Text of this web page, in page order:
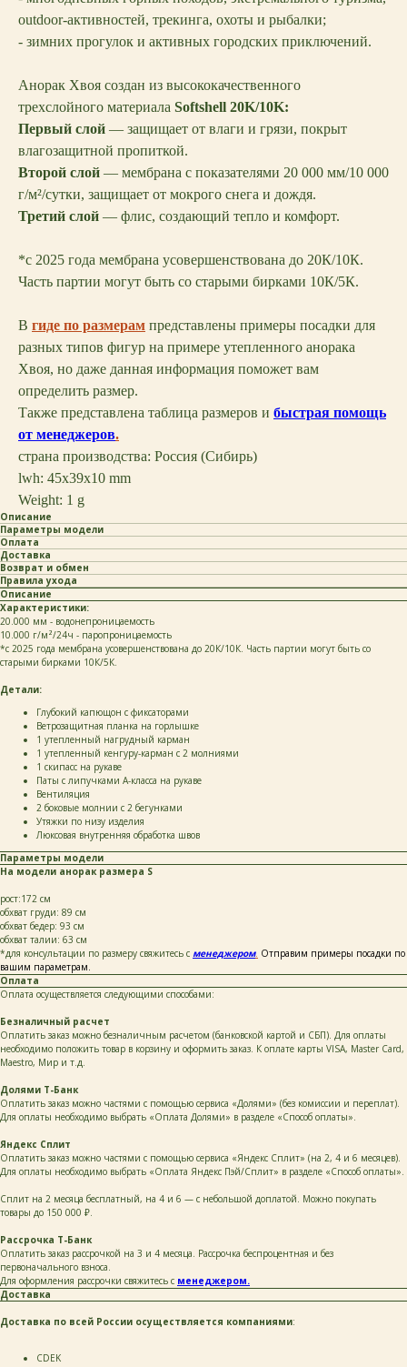
outdoor-активностей, трекинга, охоты и рыбалки;
- зимних прогулок и активных городских приключений.
Анорак Хвоя создан из высококачественного
трехслойного материала Softshell 20K/10K:
Первый слой — защищает от влаги и грязи, покрыт
влагозащитной пропиткой.
Второй слой — мембрана с показателями 20 000 мм/10 000
г/м²/сутки, защищает от мокрого снега и дождя.
Третий слой — флис, создающий тепло и комфорт.
*c 2025 года мембрана усовершенствована до 20К/10К.
Часть партии могут быть со старыми бирками 10К/5К.
В гиде по размерам представлены примеры посадки для
разных типов фигур на примере утепленного анорака
Хвоя, но даже данная информация поможет вам
определить размер.
Также представлена таблица размеров и быстрая помощь
от менеджеров.
страна производства: Россия (Сибирь)
lwh: 45x39x10 mm
Weight: 1 g
Описание
Параметры модели
Оплата
Доставка
Возврат и обмен
Правила ухода
Описание
Характеристики:
20.000 мм - водонепроницаемость
10.000 г/м²/24ч - паропроницаемость
*c 2025 года мембрана усовершенствована до 20К/10К. Часть партии могут быть со
старыми бирками 10К/5К.
Детали:
Глубокий капющон с фиксаторами
Ветрозащитная планка на горлышке
1 утепленный нагрудный карман
1 утепленный кенгуру-карман с 2 молниями
1 скипасс на рукаве
Паты с липучками А-класса на рукаве
Вентиляция
2 боковые молнии с 2 бегунками
Утяжки по низу изделия
Люксовая внутренняя обработка швов
Параметры модели
На модели анорак размера S
рост:172 см
обхват груди: 89 см
обхват бедер: 93 см
обхват талии: 63 см
*для консультации по размеру свяжитесь с менеджером. Отправим примеры посадки по
вашим параметрам.
Оплата
Оплата осуществляется следующими способами:
Безналичный расчет
Оплатить заказ можно безналичным расчетом (банковской картой и СБП). Для оплаты
необходимо положить товар в корзину и оформить заказ. К оплате карты VISA, Master Card,
Maestro, Мир и т.д.
Долями Т-Банк
Оплатить заказ можно частями с помощью сервиса «Долями» (без комиссии и переплат).
Для оплаты необходимо выбрать «Оплата Долями» в разделе «Способ оплаты».
Яндекс Сплит
Оплатить заказ можно частями с помощью сервиса «Яндекс Сплит» (на 2, 4 и 6 месяцев).
Для оплаты необходимо выбрать «Оплата Яндекс Пэй/Сплит» в разделе «Способ оплаты».
Сплит на 2 месяца бесплатный, на 4 и 6 — с небольшой доплатой. Можно покупать
товары до 150 000 ₽.
Рассрочка Т-Банк
Оплатить заказ рассрочкой на 3 и 4 месяца. Рассрочка беспроцентная и без
первоначального взноса.
Для оформления рассрочки свяжитесь с менеджером.
Доставка
Доставка по всей России осуществляется компаниями:
СDEK
ОСТАВЬТЕ СВОИ
ДАННЫЕ И МЫ СВЯЖЕМСЯ
С ВАМИ ДЛЯ КОНСУЛЬТАЦИИ:
xvoy.gesh@gmail.com
о бренде
+7
написать
Нажимая на кнопку «Написать», я даю согласие
с политикой конфиденциальности и согласен
с её положением